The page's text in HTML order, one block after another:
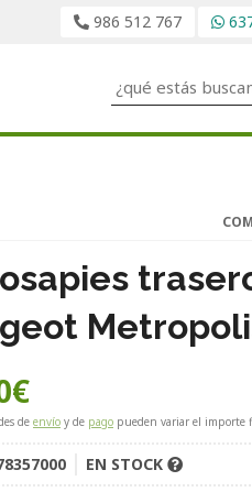
986 512 767
€
de envío y de pago pueden variar el importe
EN STOCK